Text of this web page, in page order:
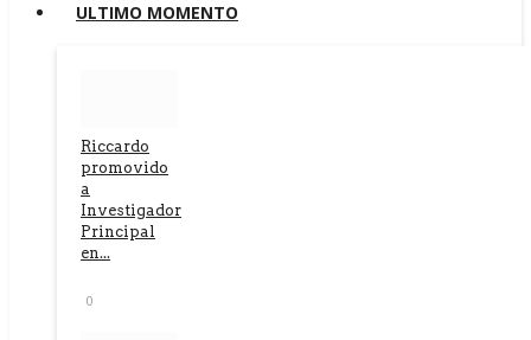
ULTIMO MOMENTO
Riccardo
promovido
a
Investigador
Principal
en...
0